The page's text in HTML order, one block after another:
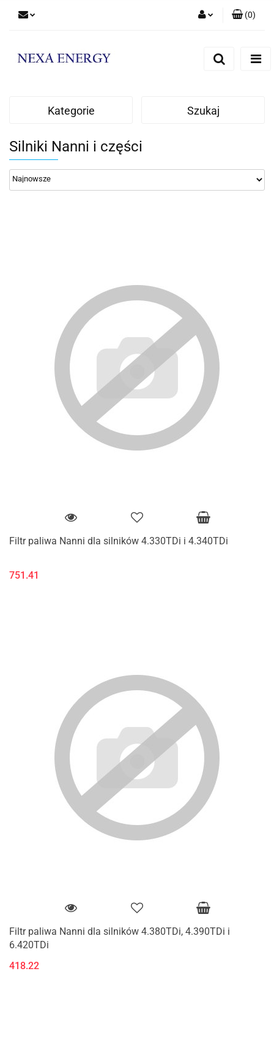
(0)
Kategorie Szukaj
Silniki Nanni i części
Filtr paliwa Nanni dla silników 4.330TDi i 4.340TDi
751.41
Filtr paliwa Nanni dla silników 4.380TDi, 4.390TDi i
6.420TDi
418.22